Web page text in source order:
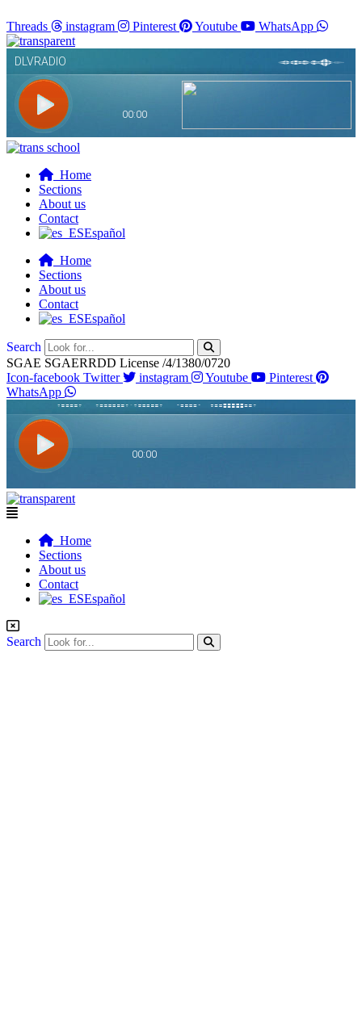
Threads instagram Pinterest Youtube WhatsApp
Home
Sections
About us
Contact
Español
Home
Sections
About us
Contact
Español
Search
SGAE SGAERRDD License /4/1380/0720
Icon-facebook Twitter instagram Youtube
Pinterest
WhatsApp
Flyout
Home
Sections
About us
Contact
Español
Search